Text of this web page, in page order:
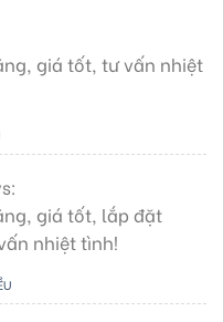
giá tốt, tư vấn nhiệt
giá tốt, lắp đặt
nhiệt tình!